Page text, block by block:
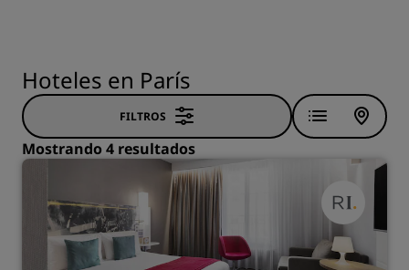
Hoteles en París
FILTROS
Mostrando 4 resultados